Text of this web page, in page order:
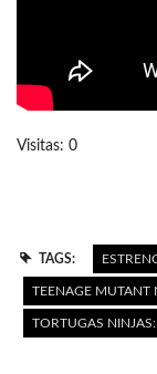
Visitas: 0
TAGS:
TEENAGE MUTANT
TORTUGAS